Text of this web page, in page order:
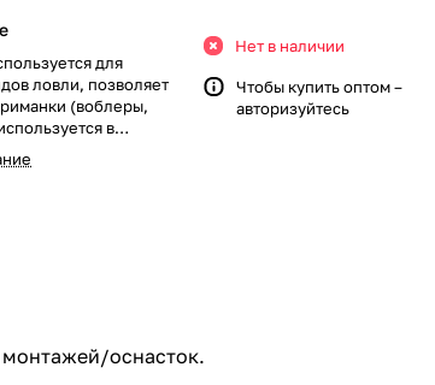
для
ловли, позволяет
(воблеры,
в
монтажей/оснасток.
EastShark
Нет в наличии
Чтобы купить оптом –
авторизуйтесь
монтажей/оснасток.